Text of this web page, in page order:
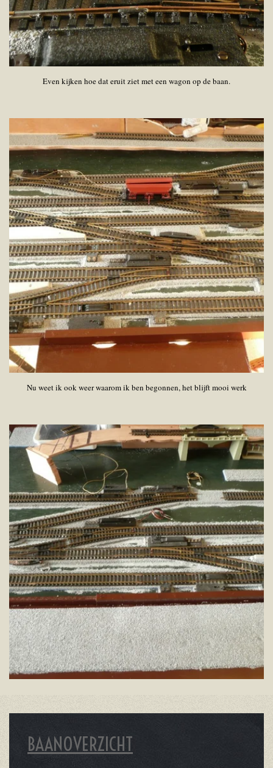
Even kijken hoe dat eruit ziet met een wagon op de baan.
Nu weet ik ook weer waarom ik ben begonnen, het blijft mooi werk
BAANOVERZICHT